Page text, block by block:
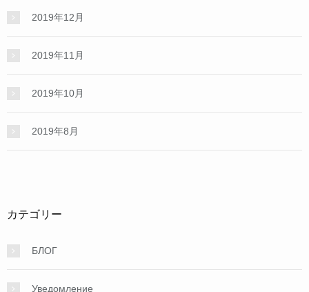
2019年12月
2019年11月
2019年10月
2019年8月
カテゴリー
БЛОГ
Уведомление